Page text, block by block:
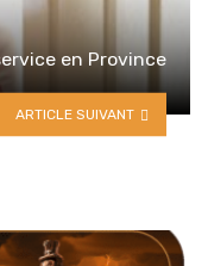
en Province
ARTICLE SUIVANT